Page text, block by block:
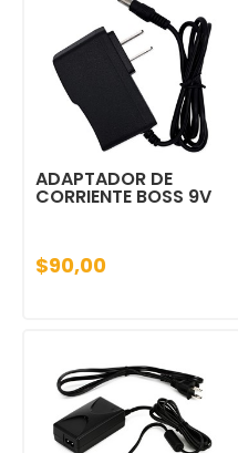
ADAPTADOR DE
CORRIENTE BOSS 9V
$90,00